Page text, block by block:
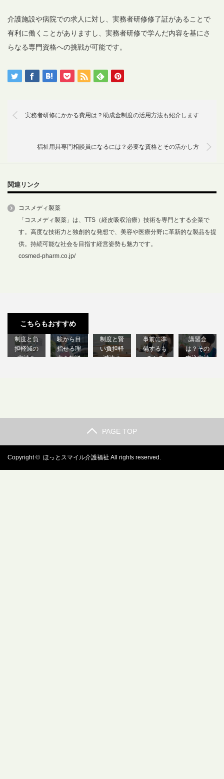
介護施設や病院での求人に対し、実務者研修修了証があることで
有利に働くことがありますし、実務者研修で学んだ内容を基にさ
らなる専門資格への挑戦が可能です。
実務者研修にかかる費用は？助成金制度の活用方法も紹介します
福祉用具専門相談員になるには？必要な資格とその活かし方
関連リンク
コスメディ製薬
「コスメディ製薬」は、TTS（経皮吸収治療）技術を専門とする企業で
す。高度な技術力と独創的な発想で、美容や医療分野に革新的な製品を提
供。持続可能な社会を目指す経営姿勢も魅力です。
cosmed-pharm.co.jp/
こちらもおすすめ
ってどれ
制度と負
担軽減の
方法を
んな内
容？未経
験から目
指せる理
由を解説
制度と賢
い負担軽
減法ま
事前に準
備するも
のもチ
講習会
は？その
申込方法
PAGE TOP
Copyright © ほっとスマイル介護福祉 All rights reserved.